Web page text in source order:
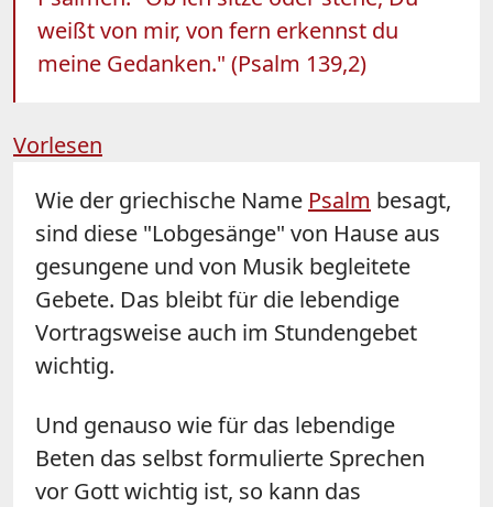
weißt von mir, von fern erkennst du
meine Gedanken." (Psalm 139,2)
Vorlesen
Wie der griechische Name Psalm besagt,
sind diese "Lobgesänge" von Hause aus
gesungene und von Musik begleitete
Gebete. Das bleibt für die lebendige
Vortragsweise auch im Stundengebet
wichtig.
Und genauso wie für das lebendige
Beten das selbst formulierte Sprechen
vor Gott wichtig ist, so kann das